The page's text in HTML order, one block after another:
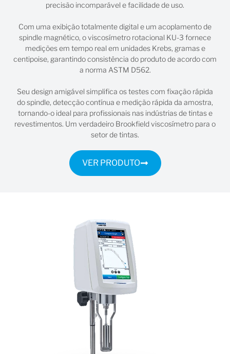
precisão incomparável e facilidade de uso.
Com uma exibição totalmente digital e um acoplamento de
spindle magnético, o viscosímetro rotacional KU-3 fornece
medições em tempo real em unidades Krebs, gramas e
centipoise, garantindo consistência do produto de acordo com
a norma ASTM D562.
Seu design amigável simplifica os testes com fixação rápida
do spindle, detecção contínua e medição rápida da amostra,
tornando-o ideal para profissionais nas indústrias de tintas e
revestimentos. Um verdadeiro Brookfield viscosímetro para o
setor de tintas.
VER PRODUTO